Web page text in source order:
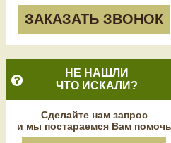
ЗАКАЗАТЬ ЗВОНОК
НЕ НАШЛИ
ЧТО ИСКАЛИ?
Сделайте нам запрос
и мы постараемся Вам помочь